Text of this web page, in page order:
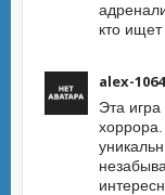
кто
alex-
Эта